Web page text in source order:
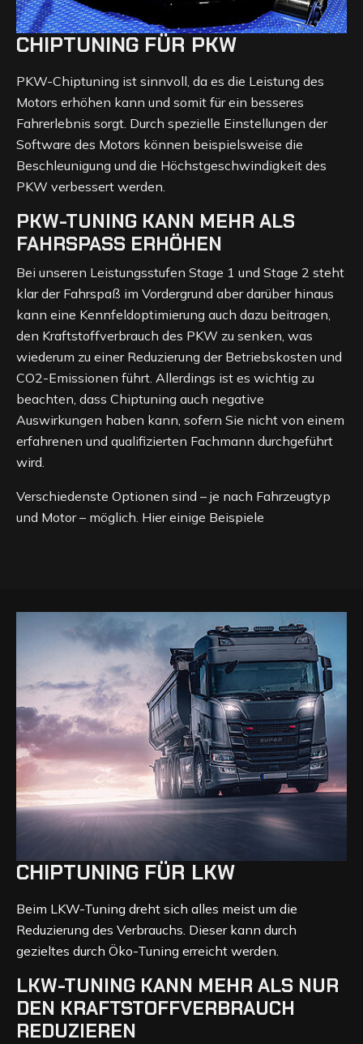
CHIPTUNING FÜR PKW
PKW-Chiptuning ist sinnvoll, da es die Leistung des
Motors erhöhen kann und somit für ein besseres
Fahrerlebnis sorgt. Durch spezielle Einstellungen der
Software des Motors können beispielsweise die
Beschleunigung und die Höchstgeschwindigkeit des
PKW verbessert werden.
PKW-TUNING KANN MEHR ALS
FAHRSPASS ERHÖHEN
Bei unseren Leistungsstufen Stage 1 und Stage 2 steht
klar der Fahrspaß im Vordergrund aber darüber hinaus
kann eine Kennfeldoptimierung auch dazu beitragen,
den Kraftstoffverbrauch des PKW zu senken, was
wiederum zu einer Reduzierung der Betriebskosten und
CO2-Emissionen führt. Allerdings ist es wichtig zu
beachten, dass Chiptuning auch negative
Auswirkungen haben kann, sofern Sie nicht von einem
erfahrenen und qualifizierten Fachmann durchgeführt
wird.
Verschiedenste Optionen sind – je nach Fahrzeugtyp
und Motor – möglich. Hier einige Beispiele
CHIPTUNING FÜR LKW
Beim LKW-Tuning dreht sich alles meist um die
Reduzierung des Verbrauchs. Dieser kann durch
gezieltes durch Öko-Tuning erreicht werden.
LKW-TUNING KANN MEHR ALS NUR
DEN KRAFTSTOFFVERBRAUCH
REDUZIEREN